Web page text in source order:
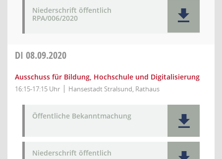
Niederschrift öffentlich
RPA/006/2020
DI 08.09.2020
Ausschuss für Bildung, Hochschule und Digitalisierung
16:15-17:15 Uhr Hansestadt Stralsund, Rathaus
Öffentliche Bekanntmachung
Niederschrift öffentlich